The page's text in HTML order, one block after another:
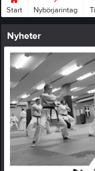
Start Nybörjarintag
Nyheter